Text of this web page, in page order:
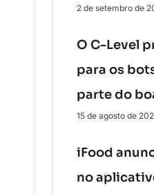
2 de setembro de
O C-Level
para os
parte do
15 de agosto de
iFood
no